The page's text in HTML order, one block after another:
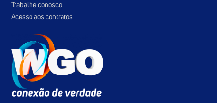
Trabalhe conosco
Acesso aos contratos